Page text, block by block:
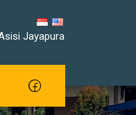
Jayapura